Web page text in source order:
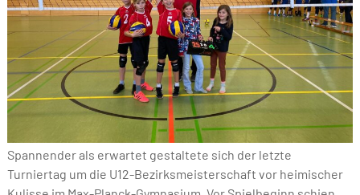
Spannender als erwartet gestaltete sich der letzte
Turniertag um die U12-Bezirksmeisterschaft vor heimischer